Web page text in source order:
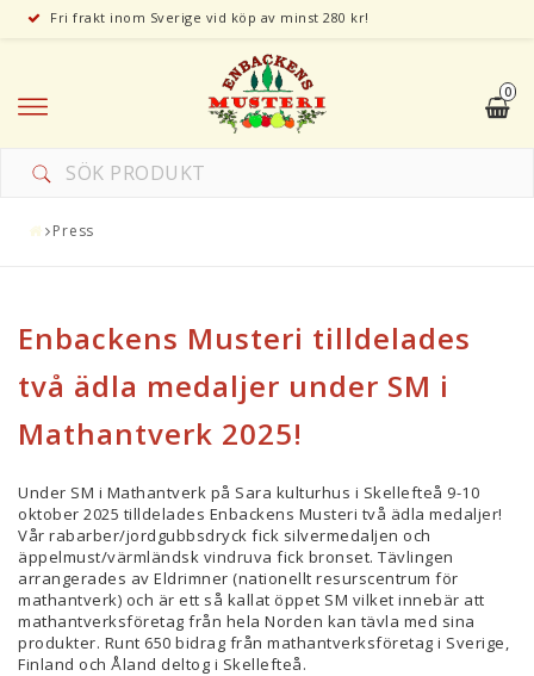
Fri frakt inom Sverige vid köp av minst 280 kr!
0
Press
Enbackens Musteri tilldelades
två ädla medaljer under SM i
Mathantverk 2025!
Under SM i Mathantverk på Sara kulturhus i Skellefteå 9-10
oktober 2025 tilldelades Enbackens Musteri två ädla medaljer!
Vår rabarber/jordgubbsdryck fick silvermedaljen och
äppelmust/värmländsk vindruva fick bronset. Tävlingen
arrangerades av Eldrimner (nationellt resurscentrum för
mathantverk) och är ett så kallat öppet SM vilket innebär att
mathantverksföretag från hela Norden kan tävla med sina
produkter. Runt 650 bidrag från mathantverksföretag i Sverige,
Finland och Åland deltog i Skellefteå.